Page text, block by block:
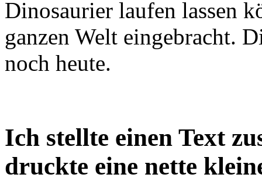
Dinosaurier laufen lassen
ganzen Welt eingebracht.
noch heute.
Ich stellte einen Text
druckte eine nette